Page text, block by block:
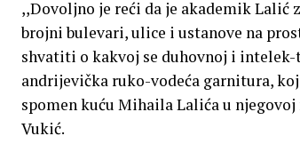
,,Dovoljno je reći da je akademik Lalić
brojni bulevari, ulice i ustanove na
shvatiti o kakvoj se duhovnoj i
andrijevička ruko-vodeća garnitura,
spomen kuću Mihaila Lalića u
Vukić.